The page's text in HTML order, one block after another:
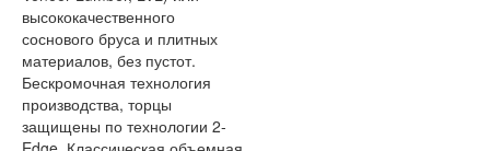
высококачественного
соснового бруса и плитных
материалов, без пустот.
Бескромочная технология
производства, торцы
защищены по технологии 2-